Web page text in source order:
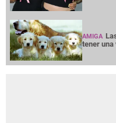
AMIGA
tener una